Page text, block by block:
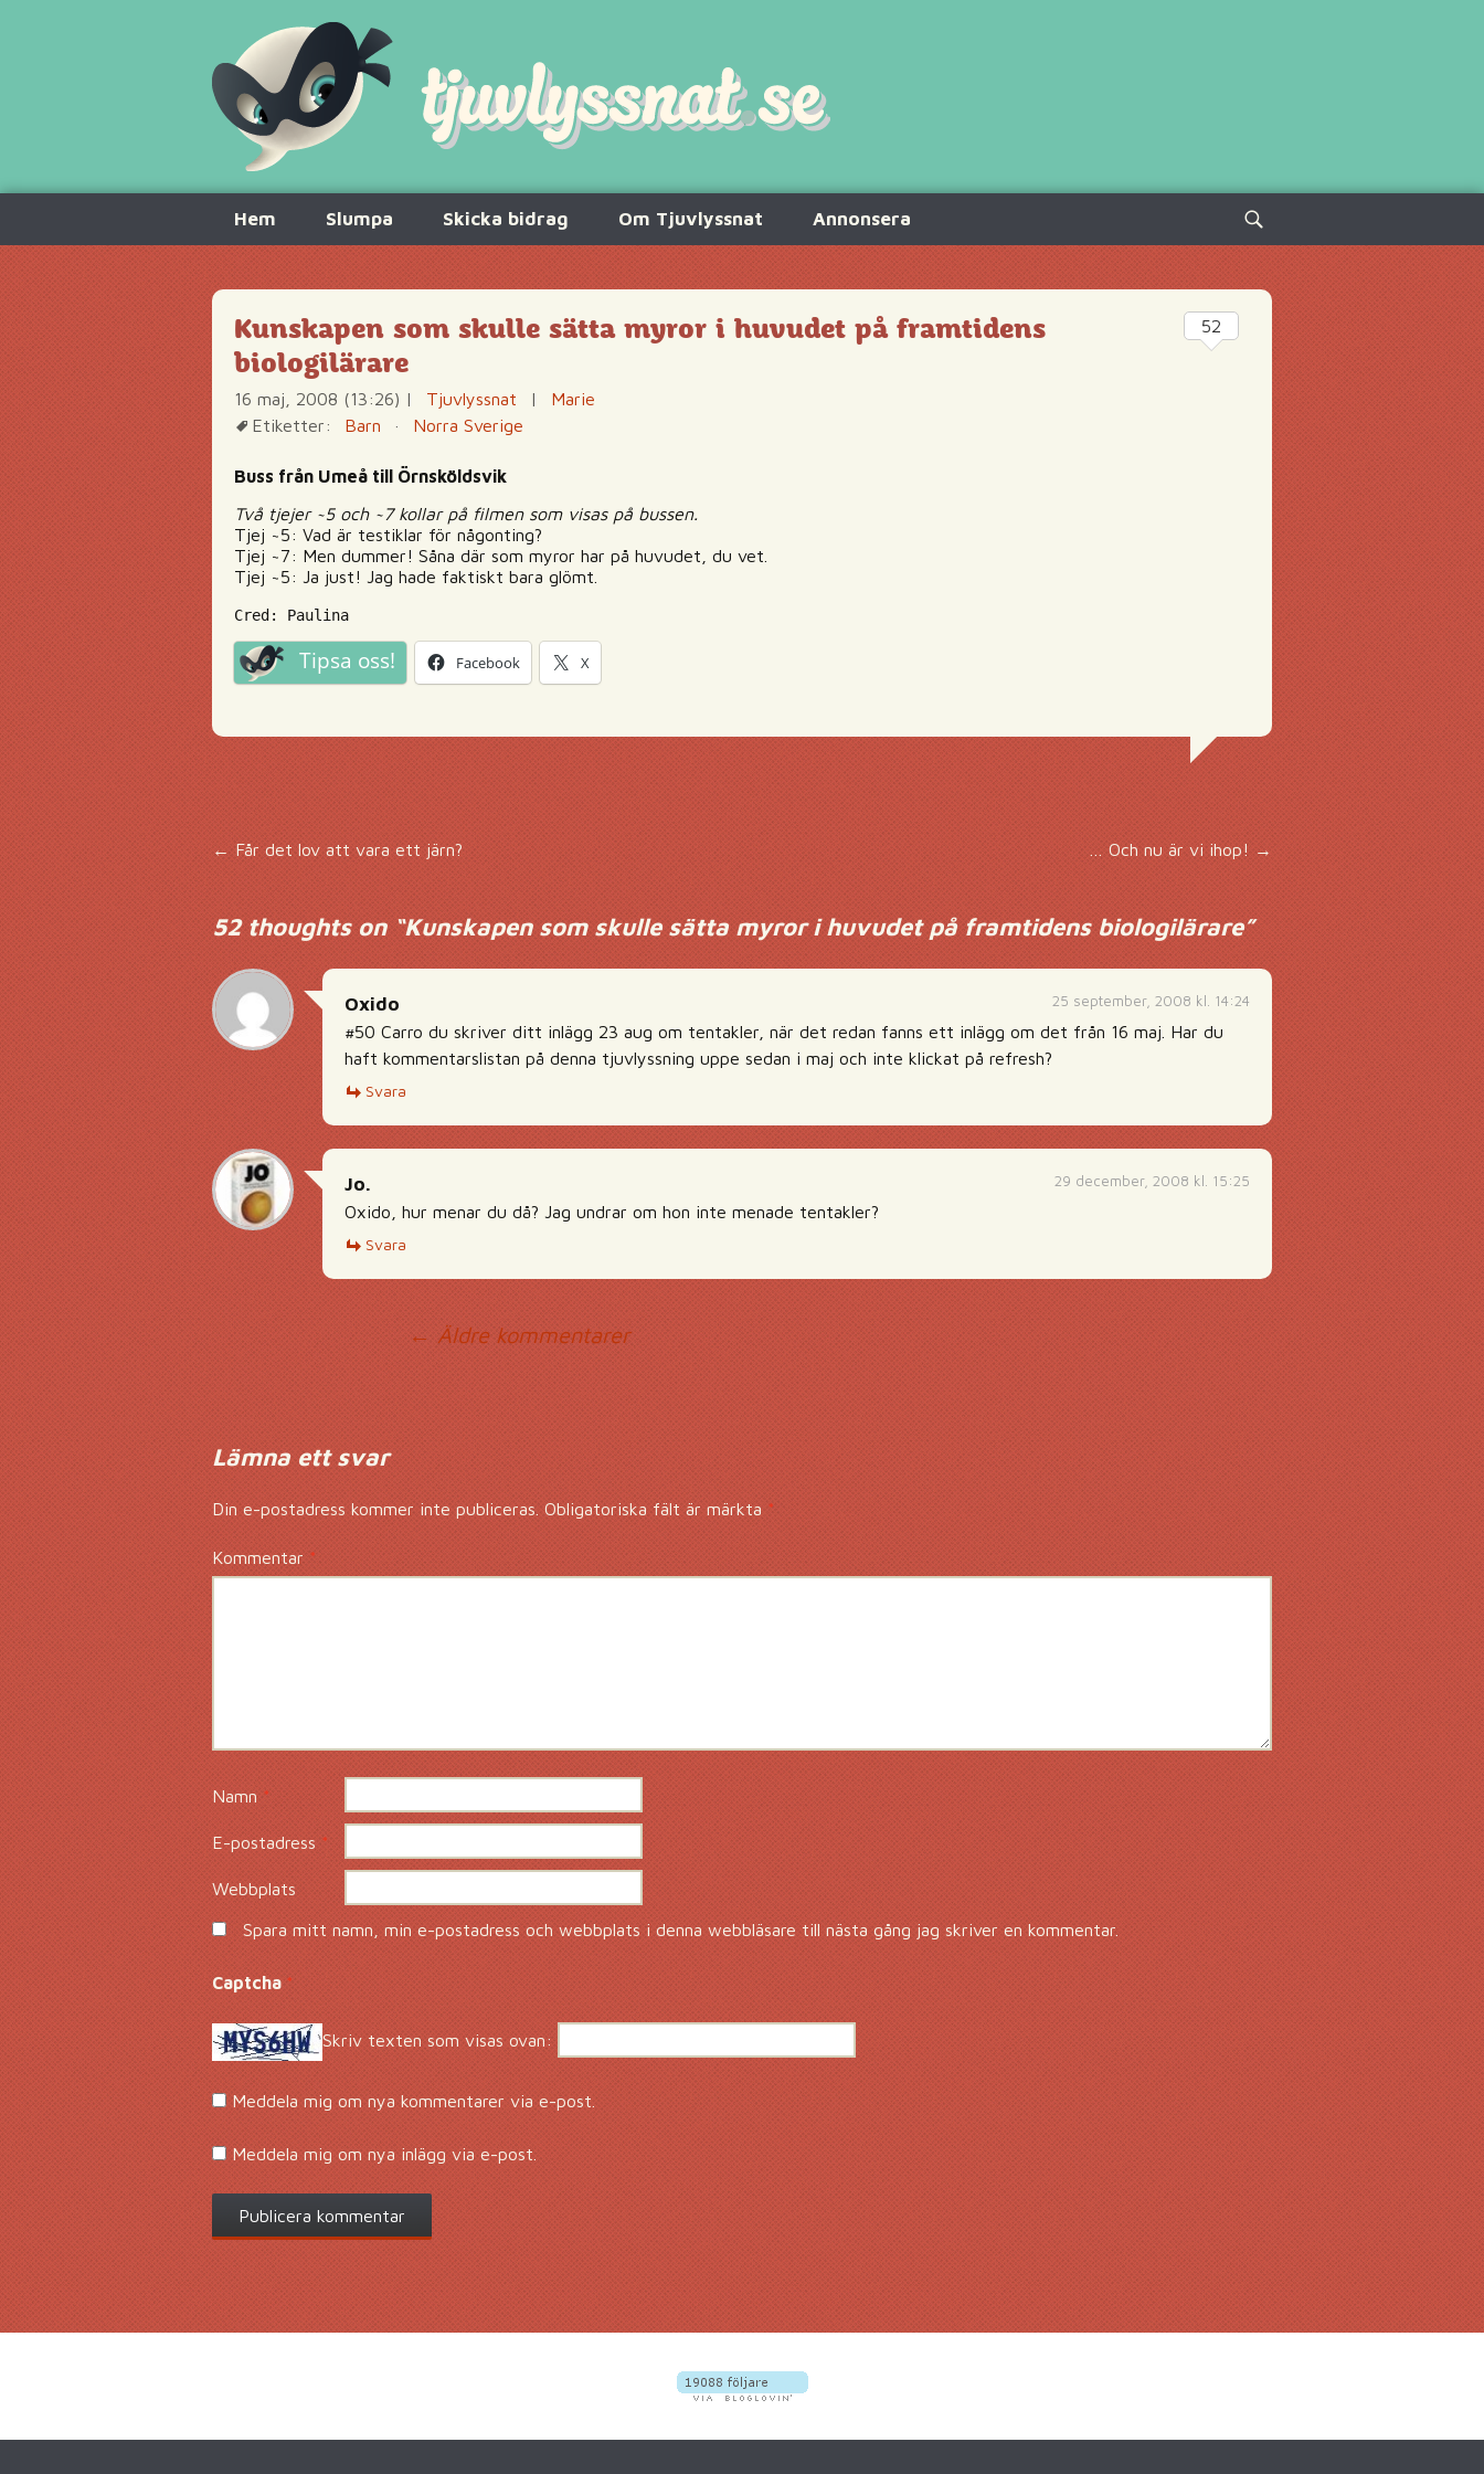
innehåll
Hem Slumpa Skicka bidrag Om Tjuvlyssnat Annonsera
Sök
efter:
Kunskapen som skulle sätta myror i huvudet på framtidens
biologilärare
16 maj, 2008 (13:26) | Tjuvlyssnat |
Marie
Etiketter:
Barn · Norra Sverige
Buss från Umeå till Örnsköldsvik
Två tjejer ~5 och ~7 kollar på filmen som visas på bussen.
Tjej ~5: Vad är testiklar för någonting?
Tjej ~7: Men dummer! Såna där som myror har på huvudet, du vet.
Tjej ~5: Ja just! Jag hade faktiskt bara glömt.
Cred: Paulina
Tipsa oss! Facebook X
52
Inläggsnavigering
←Får det lov att vara ett järn? … Och nu är vi ihop!→
52 thoughts on “Kunskapen som skulle sätta myror i huvudet på framtidens biologilärare”
25 september, 2008 kl. 14:24
Oxido
#50 Carro du skriver ditt inlägg 23 aug om tentakler, när det redan fanns ett inlägg om det från 16 maj. Har du
haft kommentarslistan på denna tjuvlyssning uppe sedan i maj och inte klickat på refresh?
Svara
29 december, 2008 kl. 15:25
Jo.
Oxido, hur menar du då? Jag undrar om hon inte menade tentakler?
Svara
Kommentarsnavigering
← Äldre kommentarer
Lämna ett svar
Din e-postadress kommer inte publiceras. Obligatoriska fält är märkta*
Kommentar *
Namn*
E-postadress*
Webbplats
Spara mitt namn, min e-postadress och webbplats i denna webbläsare till nästa gång jag skriver en kommentar.
Captcha*
Skriv texten som visas ovan:
Meddela mig om nya kommentarer via e-post.
Meddela mig om nya inlägg via e-post.